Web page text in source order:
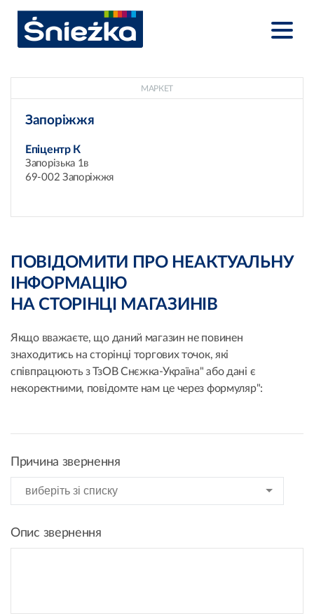
МАРКЕТ
Запоріжжя
Епіцентр К
Запорізька 1в
69-002 Запоріжжя
ПОВІДОМИТИ ПРО НЕАКТУАЛЬНУ
ІНФОРМАЦІЮ
НА СТОРІНЦІ МАГАЗИНІВ
Якщо вважаєте, що даний магазин не повинен
знаходитись на сторінці торгових точок, які
співпрацюють з ТзОВ Снєжка-Україна" або дані є
некоректними, повідомте нам це через формуляр":
Причина звернення
Опис звернення